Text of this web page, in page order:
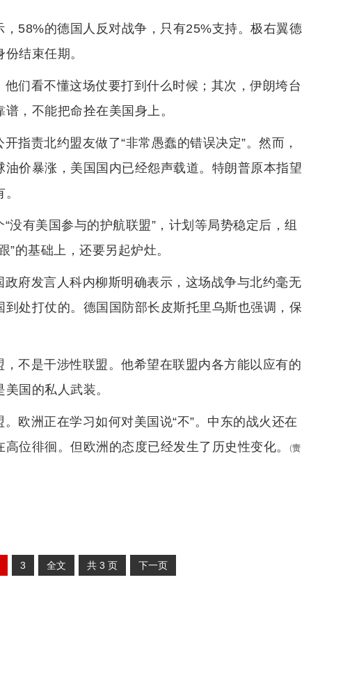
58%的德国人反对战争，只有25%支持。极右翼德
结束任期。
们看不懂这场仗要打到什么时候；其次，伊朗垮台
，不能把命拴在美国身上。
指责北约盟友做了“非常愚蠢的错误决定”。然而，
价暴涨，美国国内已经怨声载道。特朗普原本指望
没有美国参与的护航联盟”，计划等局势稳定后，组
的基础上，还要另起炉灶。
府发言人科内柳斯明确表示，这场战争与北约毫无
处打仗的。德国国防部长皮斯托里乌斯也强调，保
不是干涉性联盟。他希望在联盟内各方能以应有的
国的私人武装。
欧洲正在学习如何对美国说“不”。中东的战火还在
位徘徊。但欧洲的态度已经发生了历史性变化。
(责
3 全文 共 3 页 下一页